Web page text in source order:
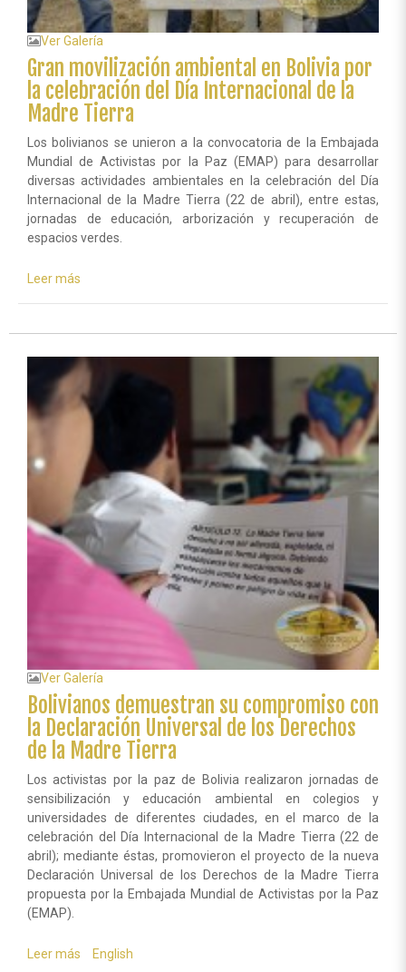
Ver Galería
Gran movilización ambiental en Bolivia por
la celebración del Día Internacional de la
Madre Tierra
Los bolivianos se unieron a la convocatoria de la Embajada
Mundial de Activistas por la Paz (EMAP) para desarrollar
diversas actividades ambientales en la celebración del Día
Internacional de la Madre Tierra (22 de abril), entre estas,
jornadas de educación, arborización y recuperación de
espacios verdes.
Leer más
Bolivia
la
celebración
Internacional
de
la
Madre
Tierra
Ver Galería
Bolivianos demuestran su compromiso con
la Declaración Universal de los Derechos
de la Madre Tierra
Los activistas por la paz de Bolivia realizaron jornadas de
sensibilización y educación ambiental en colegios y
universidades de diferentes ciudades, en el marco de la
celebración del Día Internacional de la Madre Tierra (22 de
abril); mediante éstas, promovieron el proyecto de la nueva
Declaración Universal de los Derechos de la Madre Tierra
propuesta por la Embajada Mundial de Activistas por la Paz
(EMAP).
Leer más sobre
English